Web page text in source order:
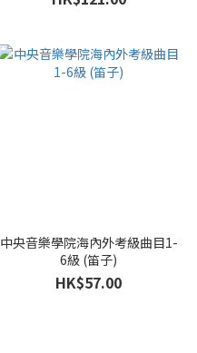
中央音樂學院海內外考級曲目1-
6級 (笛子)
HK$57.00